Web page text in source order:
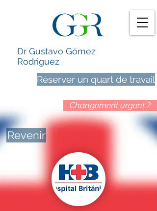
Dr Gustavo Gómez
Rodriguez
Changement urgent ?
Réserver un quart de travail
Revenir